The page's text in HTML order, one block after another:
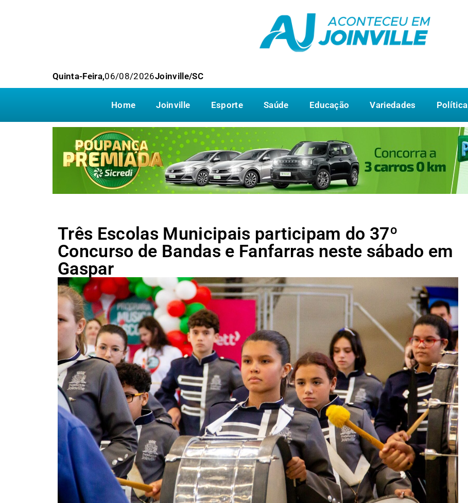
Quinta-Feira,06/08/2026Joinville/SC
Home Joinville Esporte Saúde Educação Variedades Política
Três Escolas Municipais participam do 37º
Concurso de Bandas e Fanfarras neste sábado em
Gaspar